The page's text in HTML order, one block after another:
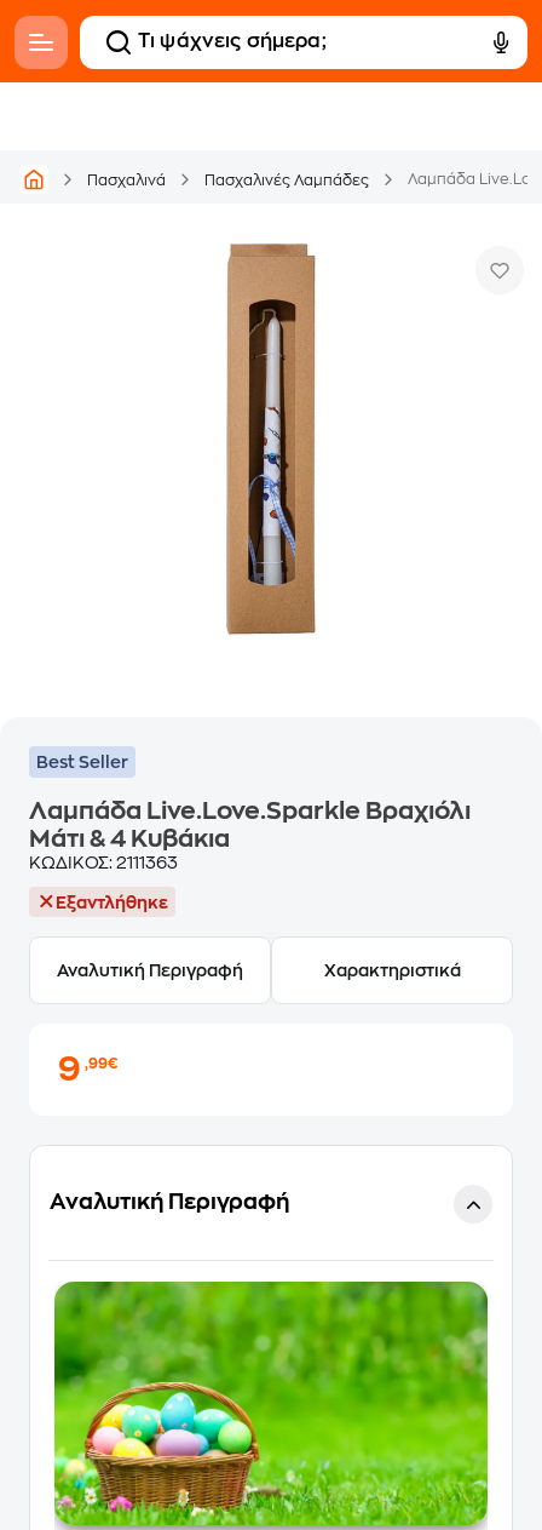
Πασχαλινά Πασχαλινές Λαμπάδες Λαμπάδα
Best Seller
Λαμπάδα Live.Love.Sparkle Βραχιόλι
Μάτι & 4 Κυβάκια
ΚΩΔΙΚΟΣ: 2111363
Εξαντλήθηκε
Αναλυτική Περιγραφή Χαρακτηριστικά
9,99€
Αναλυτική Περιγραφή